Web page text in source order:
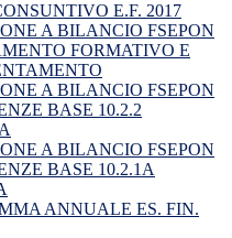
E.F. 2017
A BILANCIO FSEPON
FORMATIVO E
A BILANCIO FSEPON
BASE 10.2.2
A BILANCIO FSEPON
BASE 10.2.1A
ANNUALE ES. FIN.